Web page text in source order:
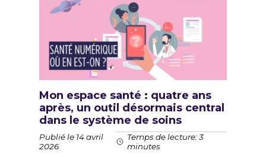
Mon espace santé : quatre ans
après, un outil désormais central
dans le système de soins
Publié le 14 avril
2026
Temps de lecture: 3
minutes